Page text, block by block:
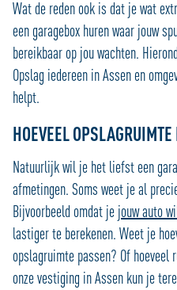
Wat de reden ook is dat je wat
een garagebox huren waar jouw
bereikbaar op jou wachten.
Opslag iedereen in Assen en
helpt.
HOEVEEL
Natuurlijk wil je het liefst een
afmetingen. Soms weet je al
Bijvoorbeeld omdat je jouw auto
lastiger te berekenen. Weet je
opslagruimte passen? Of
onze vestiging in Assen kun je